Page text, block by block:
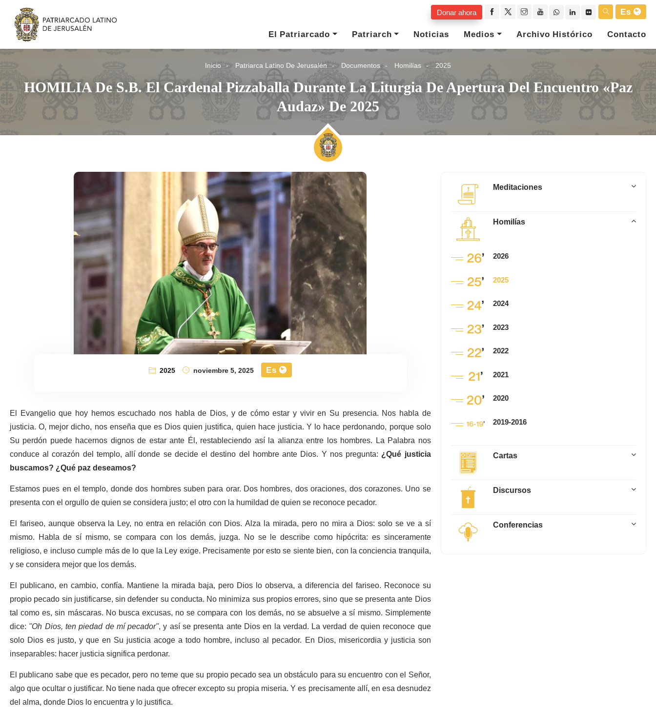
Donar ahora
Es
El Patriarcado
Patriarch Noticias Medios Archivo Histórico Contacto
Inicio Patriarca Latino De Jerusalén Documentos Homilías 2025
HOMILIA De S.B. El Cardenal Pizzaballa Durante La Liturgia De Apertura Del Encuentro «Paz
Audaz» De 2025
2025 noviembre 5, 2025 Es
El Evangelio que hoy hemos escuchado nos habla de Dios, y de cómo estar y vivir en Su presencia. Nos habla de
justicia. O, mejor dicho, nos enseña que es Dios quien justifica, quien hace justicia. Y lo hace perdonando, porque solo
Su perdón puede hacernos dignos de estar ante Él, restableciendo así la alianza entre los hombres. La Palabra nos
conduce al corazón del templo, allí donde se decide el destino del hombre ante Dios. Y nos pregunta: ¿Qué justicia
buscamos? ¿Qué paz deseamos?
Estamos pues en el templo, donde dos hombres suben para orar. Dos hombres, dos oraciones, dos corazones. Uno se
presenta con el orgullo de quien se considera justo; el otro con la humildad de quien se reconoce pecador.
El fariseo, aunque observa la Ley, no entra en relación con Dios. Alza la mirada, pero no mira a Dios: solo se ve a sí
mismo. Habla de sí mismo, se compara con los demás, juzga. No se le describe como hipócrita: es sinceramente
religioso, e incluso cumple más de lo que la Ley exige. Precisamente por esto se siente bien, con la conciencia tranquila,
y se considera mejor que los demás.
El publicano, en cambio, confía. Mantiene la mirada baja, pero Dios lo observa, a diferencia del fariseo. Reconoce su
propio pecado sin justificarse, sin defender su conducta. No minimiza sus propios errores, sino que se presenta ante Dios
tal como es, sin máscaras. No busca excusas, no se compara con los demás, no se absuelve a sí mismo. Simplemente
dice: "Oh Dios, ten piedad de mí pecador", y así se presenta ante Dios en la verdad. La verdad de quien reconoce que
solo Dios es justo, y que en Su justicia acoge a todo hombre, incluso al pecador. En Dios, misericordia y justicia son
inseparables: hacer justicia significa perdonar.
El publicano sabe que es pecador, pero no teme que su propio pecado sea un obstáculo para su encuentro con el Señor,
algo que ocultar o justificar. No tiene nada que ofrecer excepto su propia miseria. Y es precisamente allí, en esa desnudez
del alma, donde Dios lo encuentra y lo justifica.
Meditaciones
Homilías
2026
2025
2024
2023
2022
2021
2020
2019-2016
Cartas
Discursos
Conferencias